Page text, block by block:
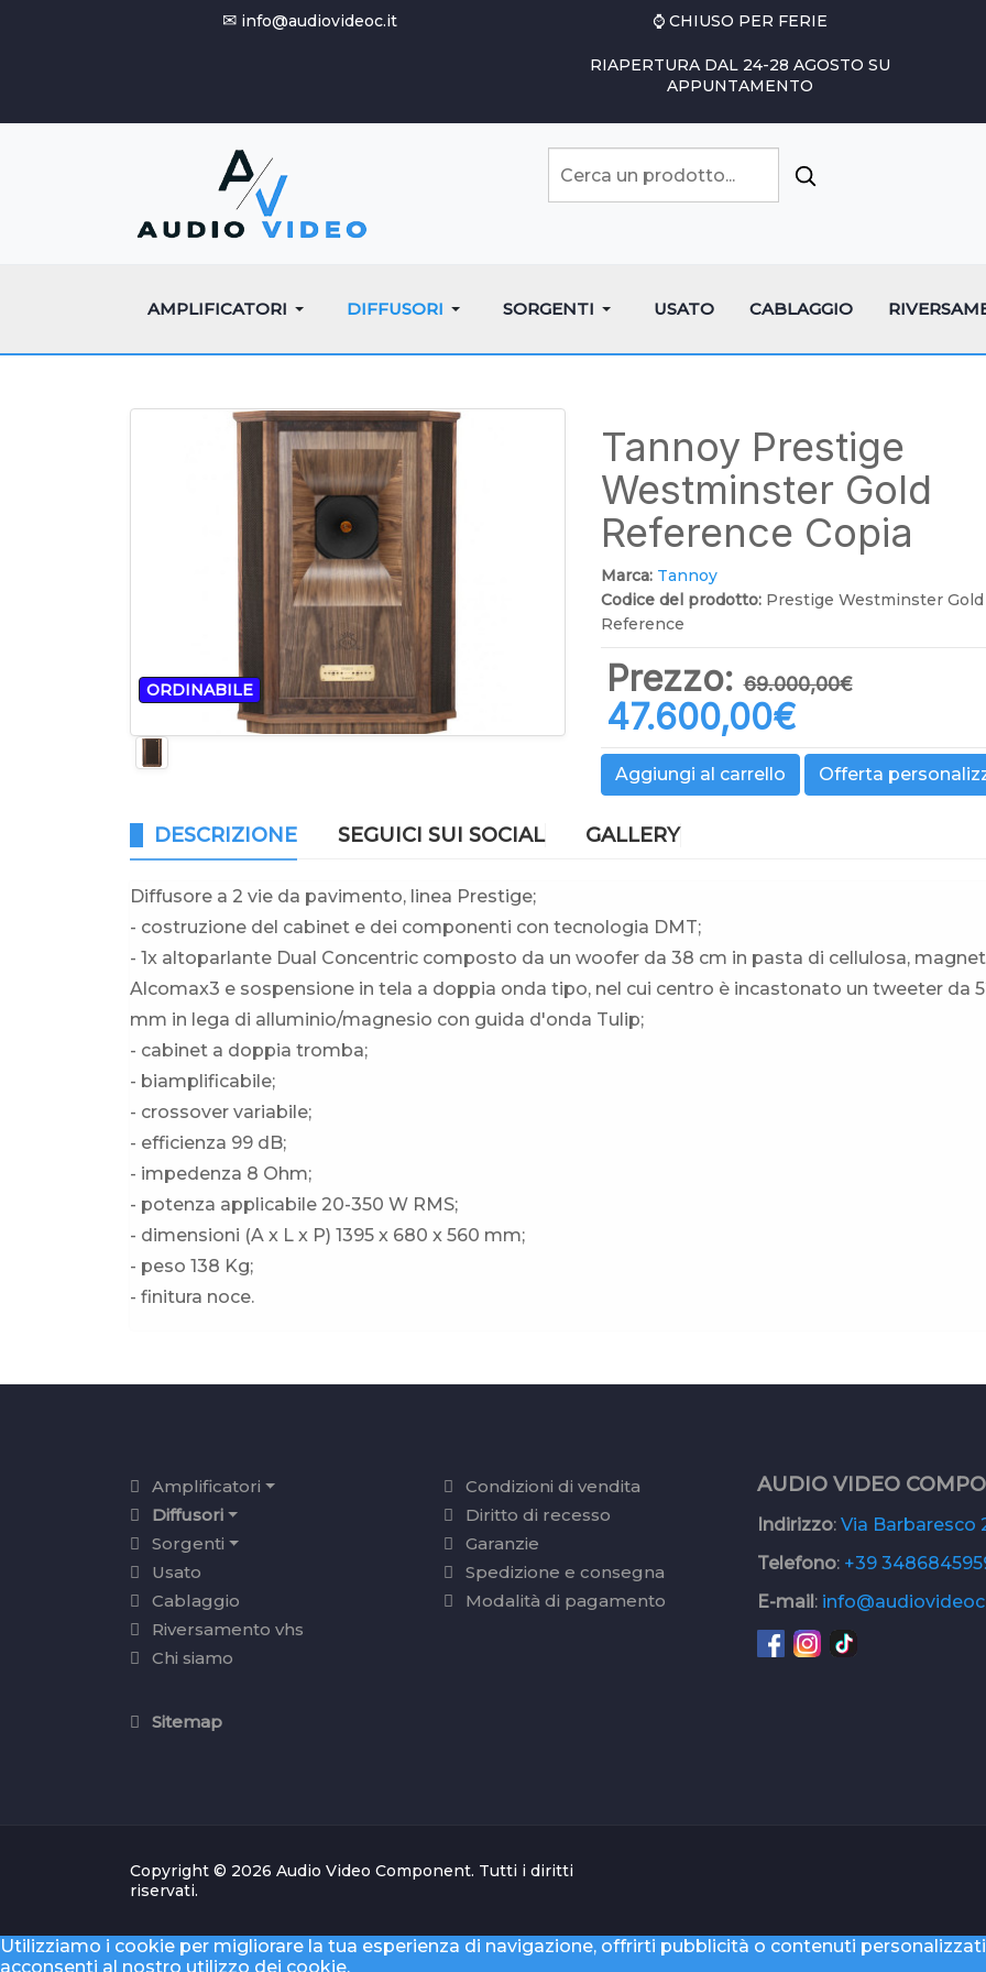
✉ info@audiovideoc.it ⌚ CHIUSO PER FERIE
RIAPERTURA DAL 24-28 AGOSTO SU
APPUNTAMENTO
AMPLIFICATORI DIFFUSORI SORGENTI USATO CABLAGGIO
ORDINABILE
Tannoy Prestige
Westminster Gold
Reference Copia
Marca: Tannoy
Codice del prodotto: Prestige Westminster Gold
Reference
Prezzo:69.000,00‎€
47.600,00‎€
Aggiungi al carrello Offerta
DESCRIZIONE SEGUICI SUI SOCIAL GALLERY
Diffusore a 2 vie da pavimento, linea Prestige;
- costruzione del cabinet e dei componenti con tecnologia DMT;
- 1x altoparlante Dual Concentric composto da un woofer da 38 cm in pasta di cellulosa,
Alcomax3 e sospensione in tela a doppia onda tipo, nel cui centro è incastonato un tweeter da
mm in lega di alluminio/magnesio con guida d'onda Tulip;
- cabinet a doppia tromba;
- biamplificabile;
- crossover variabile;
- efficienza 99 dB;
- impedenza 8 Ohm;
- potenza applicabile 20-350 W RMS;
- dimensioni (A x L x P) 1395 x 680 x 560 mm;
- peso 138 Kg;
- finitura noce.
Amplificatori
Diffusori
Sorgenti
Usato
Cablaggio
Riversamento vhs
Chi siamo
Sitemap
Condizioni di vendita
Diritto di recesso
Garanzie
Spedizione e consegna
Modalità di pagamento
AUDIO VIDEO
Indirizzo: Via Barbaresco
Telefono: +39
E-mail :
Copyright © 2026 Audio Video Component. Tutti i diritti
riservati.
Utilizziamo i cookie per migliorare la tua esperienza di navigazione, offrirti pubblicità o contenuti
acconsenti al nostro utilizzo dei cookie.